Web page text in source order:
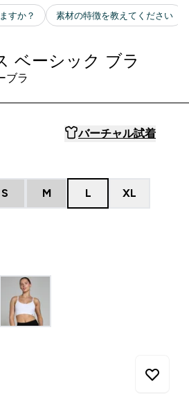
ベーシック ブラ
ブラ
バーチャル試着
S M L XL